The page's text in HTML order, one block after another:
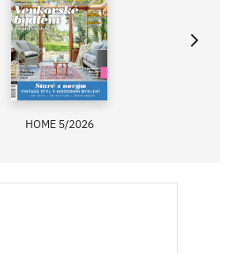
HOME 5/2026